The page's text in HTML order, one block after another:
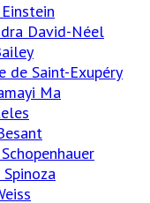
David-Néel
de Saint-Exupéry
Ma
Spinoza